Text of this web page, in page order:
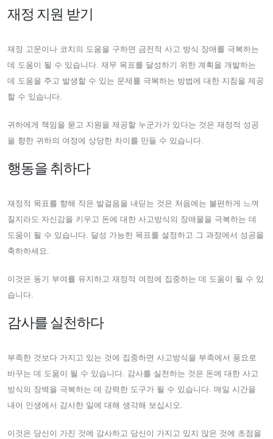
재정 지원 받기
재정 고문이나 코치의 도움을 구하면 금전적 사고 방식 장애를 극복하는
데 도움이 될 수 있습니다. 재무 목표를 달성하기 위한 계획을 개발하는
데 도움을 주고 발생할 수 있는 문제를 극복하는 방법에 대한 지침을 제공
할 수 있습니다.
귀하에게 책임을 묻고 지원을 제공할 누군가가 있다는 것은 재정적 성공
을 향한 귀하의 여정에 상당한 차이를 만들 수 있습니다.
행동을 취하다
재정적 목표를 향해 작은 발걸음을 내딛는 것은 처음에는 불편하게 느껴
질지라도 자신감을 키우고 돈에 대한 사고방식의 장애물을 극복하는 데
도움이 될 수 있습니다. 달성 가능한 목표를 설정하고 그 과정에서 성공을
축하하세요.
이것은 동기 부여를 유지하고 재정적 여정에 집중하는 데 도움이 될 수 있
습니다.
감사를 실천하다
부족한 것보다 가지고 있는 것에 집중하면 사고방식을 부족에서 풍요로
바꾸는 데 도움이 될 수 있습니다. 감사를 실천하는 것은 돈에 대한 사고
방식의 장벽을 극복하는 데 강력한 도구가 될 수 있습니다. 매일 시간을
내어 인생에서 감사한 일에 대해 생각해 보십시오.
이것은 당신이 가진 것에 감사하고 당신이 가지고 있지 않은 것에 초점을